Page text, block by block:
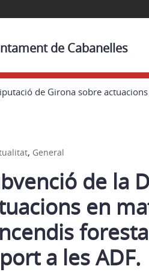
de Cabanelles
de Girona sobre
, General
de la
en
a les ADF.